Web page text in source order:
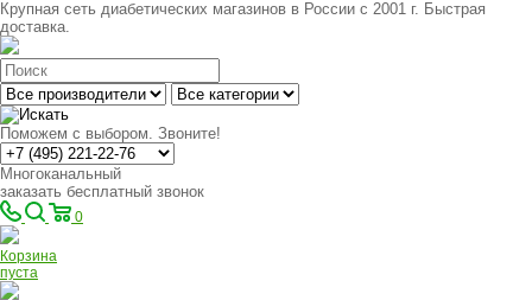
Крупная сеть диабетических магазинов в России с 2001 г. Быстрая
доставка.
Поможем с выбором. Звоните!
Многоканальный
заказать бесплатный звонок
0
Корзина
пуста